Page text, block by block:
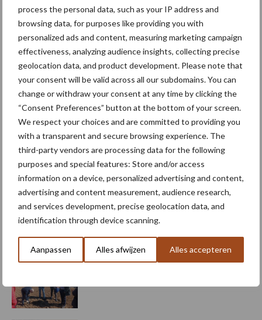
process the personal data, such as your IP address and
browsing data, for purposes like providing you with
personalized ads and content, measuring marketing campaign
effectiveness, analyzing audience insights, collecting precise
geolocation data, and product development. Please note that
your consent will be valid across all our subdomains. You can
change or withdraw your consent at any time by clicking the
“Consent Preferences” button at the bottom of your screen.
We respect your choices and are committed to providing you
with a transparent and secure browsing experience. The
third-party vendors are processing data for the following
purposes and special features: Store and/or access
information on a device, personalized advertising and content,
advertising and content measurement, audience research,
and services development, precise geolocation data, and
identification through device scanning.
Aanpassen Alles afwijzen Alles accepteren
Primaire
Sidebar
Recent nieuws Partner nieuws
"Hoge verwachtingen van schijven
voor kouters"
Oogst biologische aardappelen in
volle gang
Nieuwe compacte gedragen
Toon meer